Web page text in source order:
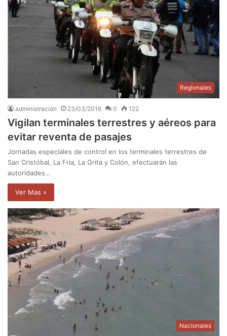
Regionales
administración 23/03/2016 0 122
Vigilan terminales terrestres y aéreos para
evitar reventa de pasajes
Jornadas especiales de control en los terminales terrestres de
San Cristóbal, La Fría, La Grita y Colón, efectuarán las
autoridades…
Ver Mas »
Nacionales